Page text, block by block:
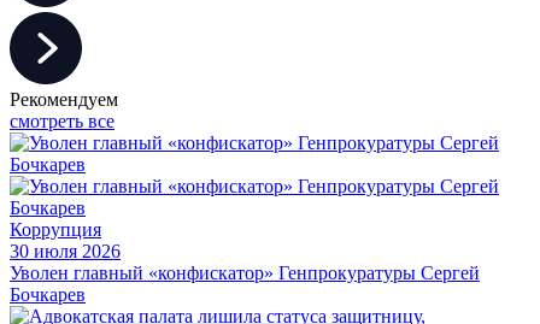
Рекомендуем
смотреть все
Коррупция
30 июля 2026
Уволен главный «конфискатор» Генпрокуратуры Сергей
Бочкарев